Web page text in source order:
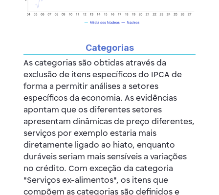
Categorias
As categorias são obtidas através da
exclusão de itens específicos do IPCA de
forma a permitir análises a setores
específicos da economia. As evidências
apontam que os diferentes setores
apresentam dinâmicas de preço diferentes,
serviços por exemplo estaria mais
diretamente ligado ao hiato, enquanto
duráveis seriam mais sensíveis a variações
no crédito. Com exceção da categoria
"Serviços ex-alimentos", os itens que
compõem as categorias são definidos e